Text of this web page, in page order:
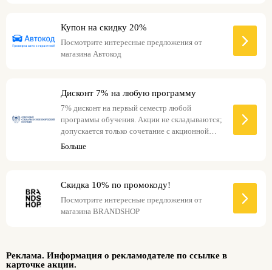
Купон на скидку 20%
Посмотрите интересные предложения от
магазина Автокод
Дисконт 7% на любую программу
7% дисконт на первый семестр любой
программы обучения. Акции не складываются;
допускается только сочетание с акционной
ценой на сайте.
Больше
Скидка 10% по промокоду!
Посмотрите интересные предложения от
магазина BRANDSHOP
Реклама. Информация о рекламодателе по ссылке в
карточке акции.